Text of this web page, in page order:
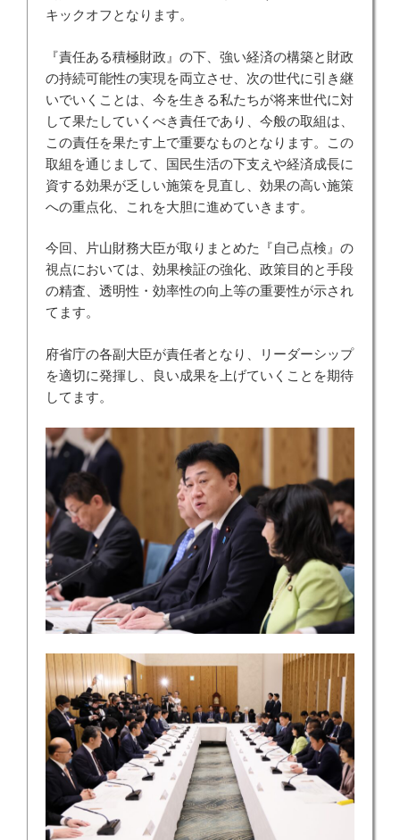
キックオフとなります。
『責任ある積極財政』の下、強い経済の構築と財政
の持続可能性の実現を両立させ、次の世代に引き継
いでいくことは、今を生きる私たちが将来世代に対
して果たしていくべき責任であり、今般の取組は、
この責任を果たす上で重要なものとなります。この
取組を通じまして、国民生活の下支えや経済成長に
資する効果が乏しい施策を見直し、効果の高い施策
への重点化、これを大胆に進めていきます。
今回、片山財務大臣が取りまとめた『自己点検』の
視点においては、効果検証の強化、政策目的と手段
の精査、透明性・効率性の向上等の重要性が示され
てます。
府省庁の各副大臣が責任者となり、リーダーシップ
を適切に発揮し、良い成果を上げていくことを期待
してます。